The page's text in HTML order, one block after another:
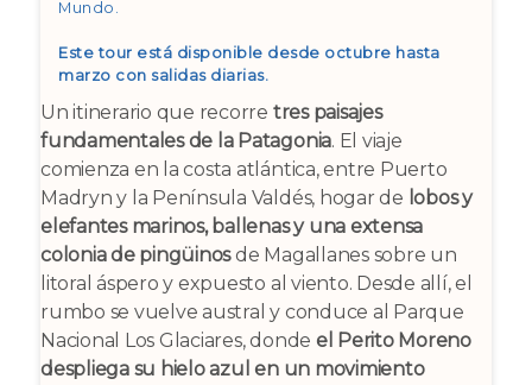
Mundo .
Este tour está disponible desde octubre hasta
marzo con salidas diarias.
Un itinerario que recorre tres paisajes
fundamentales de la Patagonia. El viaje
comienza en la costa atlántica, entre Puerto
Madryn y la Península Valdés, hogar de lobos y
elefantes marinos, ballenas y una extensa
colonia de pingüinosde Magallanes sobre un
litoral áspero y expuesto al viento. Desde allí, el
rumbo se vuelve austral y conduce al Parque
Nacional Los Glaciares, donde el Perito Moreno
despliega su hielo azul en un movimiento